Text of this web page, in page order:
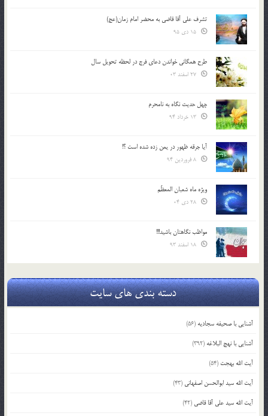
تشرف علي آقا قاضي به محضر امام زمان(عج)
طرح همگانی خواندن دعای فرج در لحظه تحویل سال
چهل حدیث نگاه به نامحرم
آیا جرقه ظهور در یمن زده شده است ؟!
ویژه ماه شعبان المعظّم
مواظب نگاهتان باشید!!!
دسته بندی های سایت
آشنایی با صحیفه سجادیه (56)
آشنایی با نهج البلاغه (392)
آیت الله بهجت (54)
آیت الله سید ابوالحسن اصفهانی (43)
آیت الله سید علی آقا قاضی (42)